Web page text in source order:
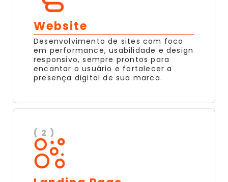
Website
Desenvolvimento de sites com foco
em performance, usabilidade e design
responsivo, sempre prontos para
encantar o usuário e fortalecer a
presença digital de sua marca.
( 2 )